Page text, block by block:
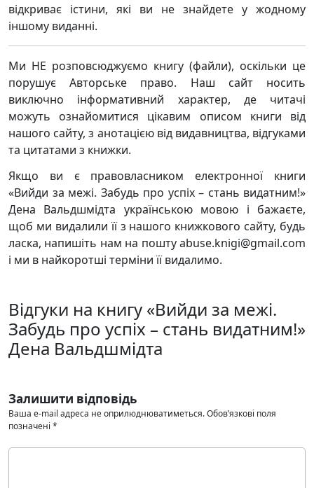
відкриває істини, які ви не знайдете у жодному
іншому виданні.
Ми НЕ розповсюджуємо книгу (файли), оскільки це
порушує Авторське право. Наш сайт носить
виключно інформативний характер, де читачі
можуть ознайомитися цікавим описом книги від
нашого сайту, з анотацією від видавництва, відгуками
та цитатами з книжки.
Якщо ви є правовласником електронної книги
«Вийди за межі. Забудь про успіх – стань видатним!»
Дена Вальдшмідта українською мовою і бажаєте,
щоб ми видалили її з нашого книжкового сайту, будь
ласка, напишіть нам на пошту abuse.knigi@gmail.com
і ми в найкоротші терміни її видалимо.
Відгуки на книгу «Вийди за межі.
Забудь про успіх – стань видатним!»
Дена Вальдшмідта
Залишити відповідь
Ваша e-mail адреса не оприлюднюватиметься.Обов’язкові поля
позначені *